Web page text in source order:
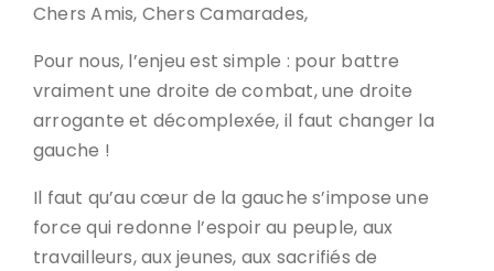
Chers Amis, Chers Camarades,
Pour nous, l’enjeu est simple : pour battre
vraiment une droite de combat, une droite
arrogante et décomplexée, il faut changer la
gauche !
Il faut qu’au cœur de la gauche s’impose une
force qui redonne l’espoir au peuple, aux
travailleurs, aux jeunes, aux sacrifiés de